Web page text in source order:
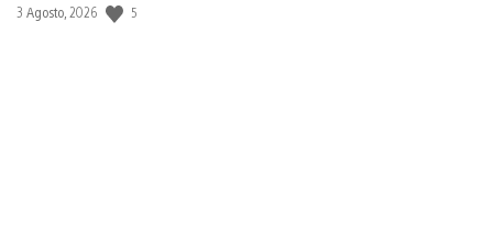
Data
3 Agosto, 2026 5